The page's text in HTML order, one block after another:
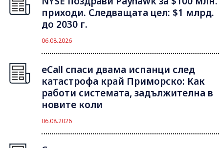
приходи. Следващата цел: $1 млрд.
до 2030 г.
06.08.2026
eCall спаси двама испанци след
катастрофа край Приморско: Как
работи системата, задължителна в
новите коли
06.08.2026